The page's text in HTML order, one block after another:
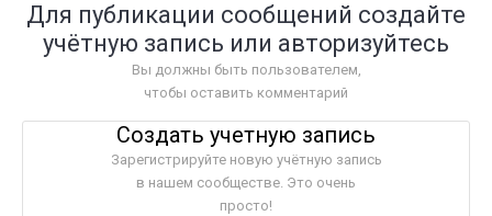
Для публикации сообщений создайте
учётную запись или авторизуйтесь
Вы должны быть пользователем,
чтобы оставить комментарий
Создать учетную запись
Зарегистрируйте новую учётную запись
в нашем сообществе. Это очень
просто!